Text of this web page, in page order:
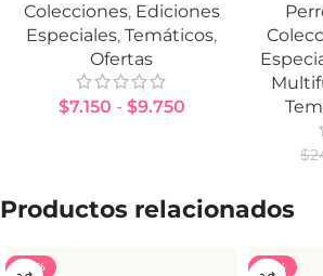
Colecciones, Ediciones
Especiales, Temáticos,
Ofertas
$7.150 - $9.750
$
Productos relacionados
-40% -35%